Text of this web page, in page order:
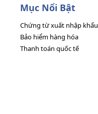
Mục Nổi Bật
Chứng từ xuất nhập khẩu
Bảo hiểm hàng hóa
Thanh toán quốc tế